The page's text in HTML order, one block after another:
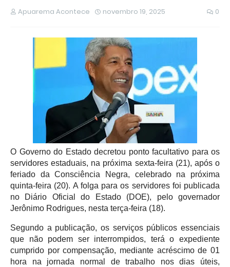
Apuarema Acontece novembro 19, 2025 0
O Governo do Estado decretou ponto facultativo para os
servidores estaduais, na próxima sexta-feira (21), após o
feriado da Consciência Negra, celebrado na próxima
quinta-feira (20). A folga para os servidores foi publicada
no Diário Oficial do Estado (DOE), pelo governador
Jerônimo Rodrigues, nesta terça-feira (18).
Segundo a publicação, os serviços públicos essenciais
que não podem ser interrompidos, terá o expediente
cumprido por compensação, mediante acréscimo de 01
hora na jornada normal de trabalho nos dias úteis,